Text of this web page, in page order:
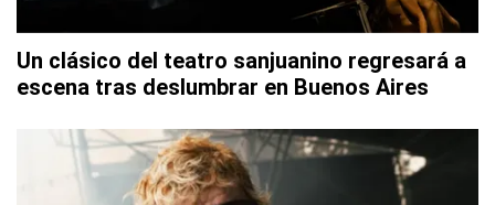
Un clásico del teatro sanjuanino regresará a
escena tras deslumbrar en Buenos Aires